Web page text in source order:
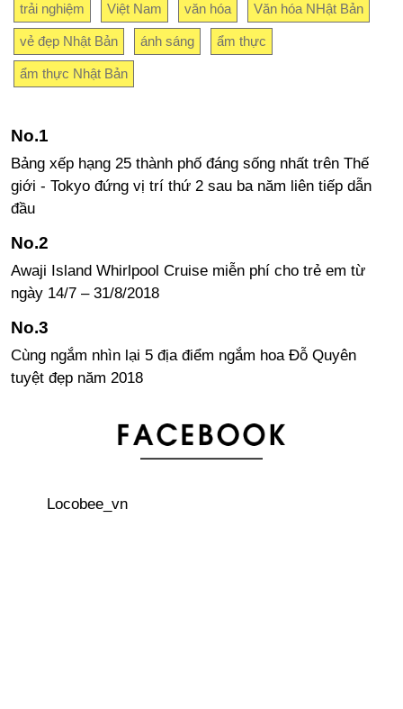
trải nghiệm Việt Nam văn hóa Văn hóa NHật Bản
vẻ đẹp Nhật Bản ánh sáng ẩm thực
ẩm thực Nhật Bản
Bảng xếp hạng 25 thành phố đáng sống nhất trên Thế
giới - Tokyo đứng vị trí thứ 2 sau ba năm liên tiếp dẫn
đầu
Awaji Island Whirlpool Cruise miễn phí cho trẻ em từ
ngày 14/7 – 31/8/2018
Cùng ngắm nhìn lại 5 địa điểm ngắm hoa Đỗ Quyên
tuyệt đẹp năm 2018
Khám phá ngôi đền dưới nước Honpuku-ji ở đảo Awaji
“Harajuku CHICAGO ” – Cửa hàng bán quần áo truyền
Locobee_vn